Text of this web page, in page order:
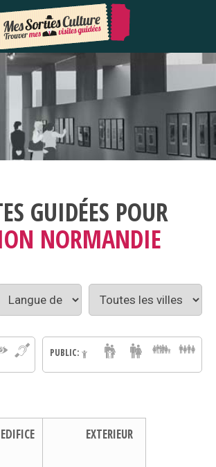
GUIDÉES POUR
NORMANDIE
PUBLIC:
EDIFICE EXTERIEUR